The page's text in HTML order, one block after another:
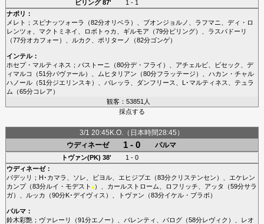
ビリング87'
1 - 1
ナポリ ：
メレト ； スピナッツォーラ （82分オリベラ ）、 ブオンジョルノ ラフマニ
ディ・ロ
レンツォ
マクトミネイ ロボトゥカ ギルモア （79分ビリング）、 ラスパドーリ
（77分オカフォー ）、 ルカク ポリターノ （82分ゴンゲ）
インテル：
ホセプ・マルティネス ； バストーニ （80分デ・フライ ）、 アチェルビ、 ビセック
デ
ィマルコ
（51分パヴァール）、 ムヒタリアン （80分フラッテージ ）、 ハカン・チャル
ハノール（51分ジエリンスキ ）、 バレッラ ダンフリース L･マルティネス
テュラ
ム （65分コレア ）
観客：53851人
採点する
3/1 20:45K.O.（日本時間28:45）
ウディネーゼ
1 - 0 パルマ
トヴァン(PK) 38'
1 - 0
ウディネーゼ：
パデッリ
； H･カマラ ソレ ビヨル、 エヒジブエ （83分クリステンセン ）、 エケレン
カンプ（83分ルイ・モデスト ■）、 カールストローム ロフリッチ アッタ （59分サラ
ガ）、 ルッカ （90分K･デイヴィス ）、 トヴァン （83分イケル・ブラボ）
パルマ：
鈴木彩艶 ； ヴァレーリ （91分エノー ）、 バレンティ バログ（58分レヴィク ）、 レオ